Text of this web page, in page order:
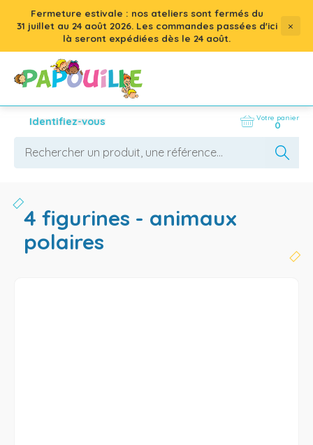
Fermeture estivale : nos ateliers sont fermés du
31 juillet au 24 août 2026. Les commandes passées d'ici
là seront expédiées dès le 24 août.
×
Identifiez-vous Votre panier
0
4 figurines - animaux
polaires